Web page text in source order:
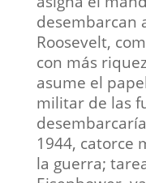
desembarcan
Roosevelt,
con más
asume el
militar de las
1944, catorce
la guerra;